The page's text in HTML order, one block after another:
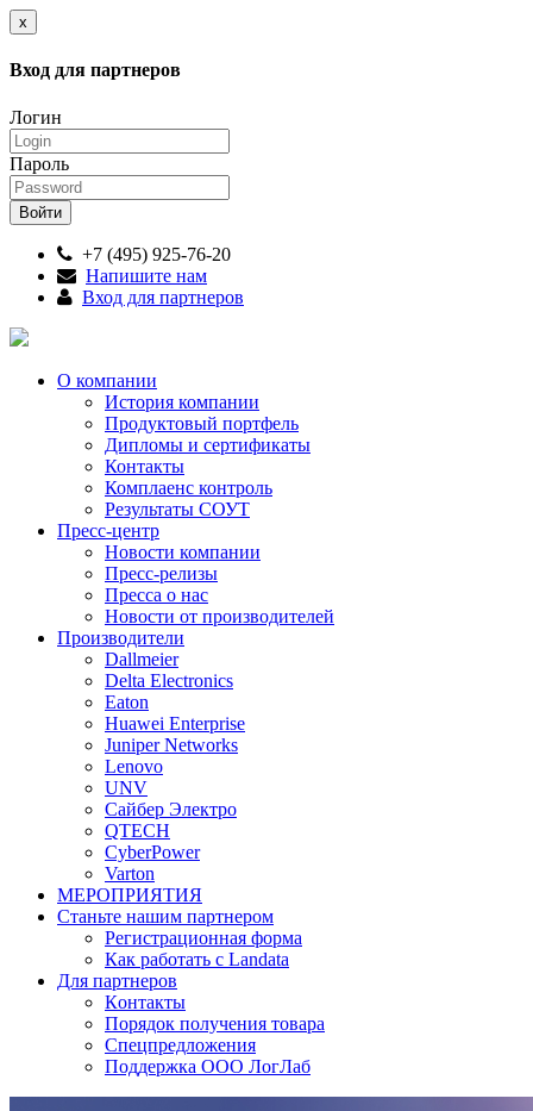
x
Вход для партнеров
Логин
Пароль
+7 (495) 925-76-20
Напишите нам
Вход для партнеров
О компании
История компании
Продуктовый портфель
Дипломы и сертификаты
Контакты
Комплаенс контроль
Результаты СОУТ
Пресс-центр
Новости компании
Пресс-релизы
Пресса о нас
Новости от производителей
Производители
Dallmeier
Delta Electronics
Eaton
Huawei Enterprise
Juniper Networks
Lenovo
UNV
Сайбер Электро
QTECH
CyberPower
Varton
МЕРОПРИЯТИЯ
Станьте нашим партнером
Регистрационная форма
Как работать с Landata
Для партнеров
Кoнтaкты
Порядок получения товара
Спецпредложения
Поддержка ООО ЛогЛаб